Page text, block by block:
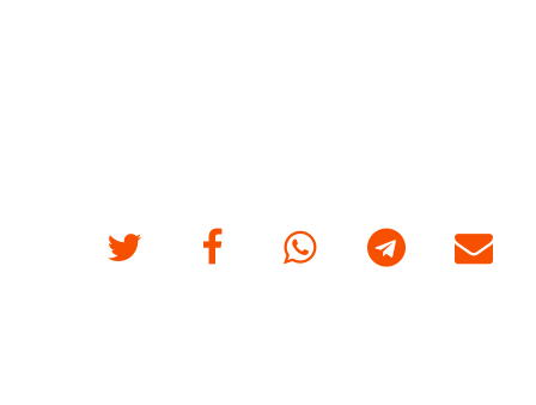
Twitter FacebookWhatsappTelegram Correo